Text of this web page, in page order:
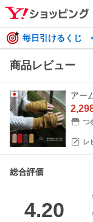
毎日引けるくじ
商品レビュー
つ
レ
総合評価
4.20